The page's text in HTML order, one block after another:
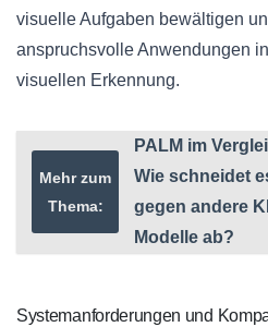
visuelle Aufgaben bewältigen
anspruchsvolle Anwendungen
visuellen Erkennung.
Mehr zum
Thema:
PALM im
Wie schneidet
gegen andere
Modelle ab?
Systemanforderungen und